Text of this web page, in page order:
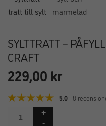
SYLTTRATT –
CRAFT
229,00 kr
5.0 8